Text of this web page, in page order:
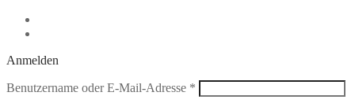
Anmelden
Benutzername oder E-Mail-Adresse * Erforderlich